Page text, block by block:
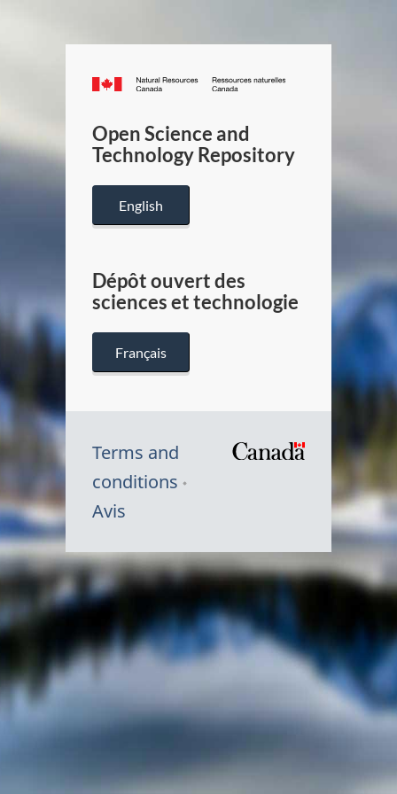
Canada.ca
/
Canada
Open Science and
Technology Repository
English
Dépôt ouvert des
sciences et technologie
Français
Terms and
conditions
Avis
Symbole
du
Canada